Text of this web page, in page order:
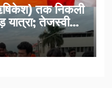
तक निकली
यात्रा; तेजस्वी
के कल्याण